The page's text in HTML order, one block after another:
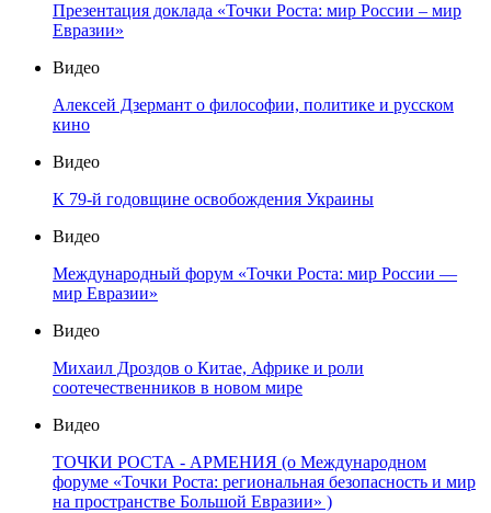
Презентация доклада «Точки Роста: мир России – мир
Евразии»
Видео
Алексей Дзермант о философии, политике и русском
кино
Видео
К 79-й годовщине освобождения Украины
Видео
Международный форум «Точки Роста: мир России —
мир Евразии»
Видео
Михаил Дроздов о Китае, Африке и роли
соотечественников в новом мире
Видео
ТОЧКИ РОСТА - АРМЕНИЯ (о Международном
форуме «Точки Роста: региональная безопасность и мир
на пространстве Большой Евразии» )